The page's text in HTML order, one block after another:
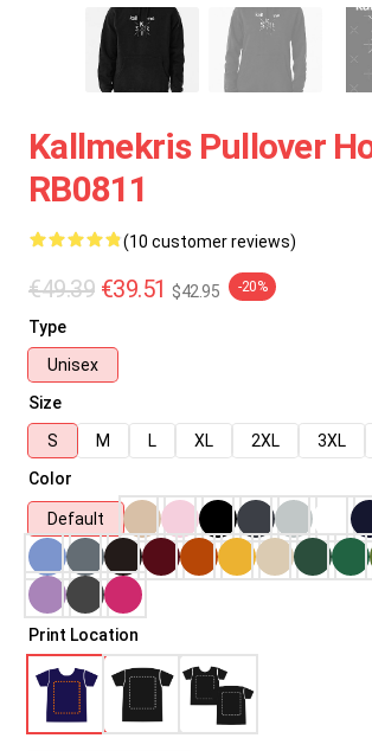
Kallmekris Pullover
RB0811
(10 customer reviews)
€49.39 €39.51 $42.95 -20%
Type
Unisex
Size
S
M L XL 2XL 3XL
Color
Default
Print Location